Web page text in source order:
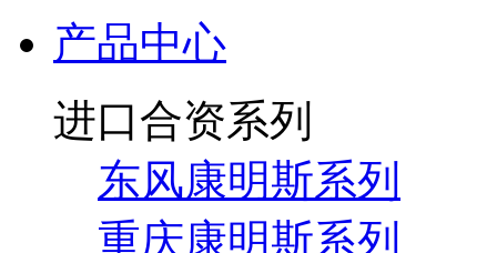
产品中心
进口合资系列
东风康明斯系列
重庆康明斯系列